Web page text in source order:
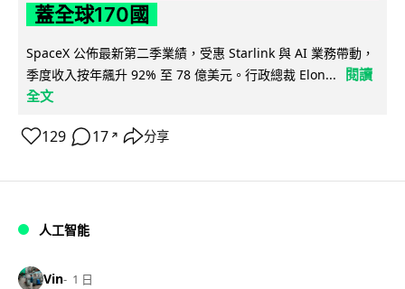
蓋全球170國
SpaceX 公佈最新第二季業績，受惠 Starlink 與 AI 業務帶動，
季度收入按年飆升 92% 至 78 億美元。行政總裁 Elon...
閱讀
全文
129 17 ↗ 分享
人工智能
Vin 1 日